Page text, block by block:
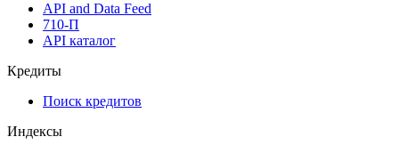
API and Data Feed
710-П
API каталог
Кредиты
Поиск кредитов
Индексы